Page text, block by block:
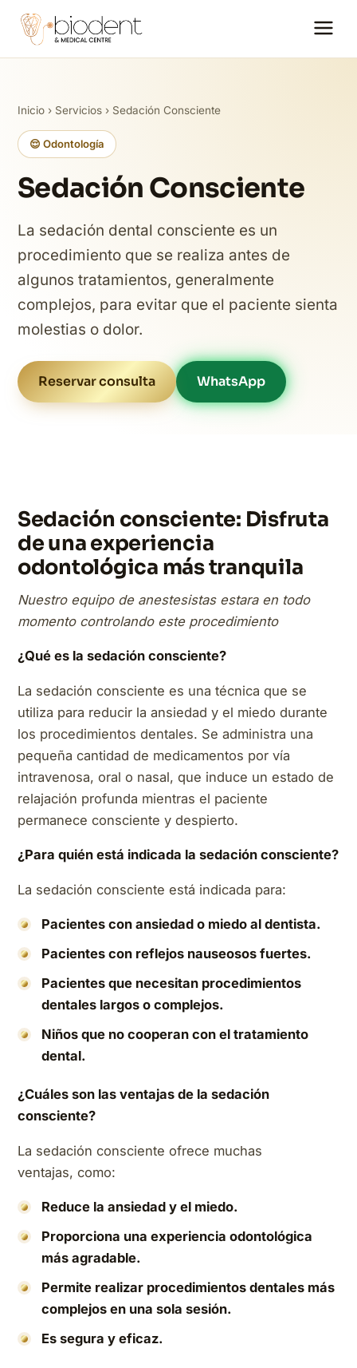
Inicio › Servicios › Sedación Consciente
😌 Odontología
Sedación Consciente
La sedación dental consciente es un
procedimiento que se realiza antes de
algunos tratamientos, generalmente
complejos, para evitar que el paciente sienta
molestias o dolor.
Reservar consulta WhatsApp
Sedación consciente: Disfruta
de una experiencia
odontológica más tranquila
Nuestro equipo de anestesistas estara en todo
momento controlando este procedimiento
¿Qué es la sedación consciente?
La sedación consciente es una técnica que se
utiliza para reducir la ansiedad y el miedo durante
los procedimientos dentales. Se administra una
pequeña cantidad de medicamentos por vía
intravenosa, oral o nasal, que induce un estado de
relajación profunda mientras el paciente
permanece consciente y despierto.
¿Para quién está indicada la sedación consciente?
La sedación consciente está indicada para:
Pacientes con ansiedad o miedo al dentista.
Pacientes con reflejos nauseosos fuertes.
Pacientes que necesitan procedimientos
dentales largos o complejos.
Niños que no cooperan con el tratamiento
dental.
¿Cuáles son las ventajas de la sedación
consciente?
La sedación consciente ofrece muchas
ventajas, como:
Reduce la ansiedad y el miedo.
Proporciona una experiencia odontológica
más agradable.
Permite realizar procedimientos dentales más
complejos en una sola sesión.
Es segura y eficaz.